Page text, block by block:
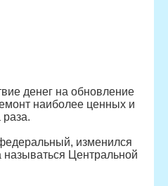
денег на обновление
наиболее ценных и
изменился
называться Центральной